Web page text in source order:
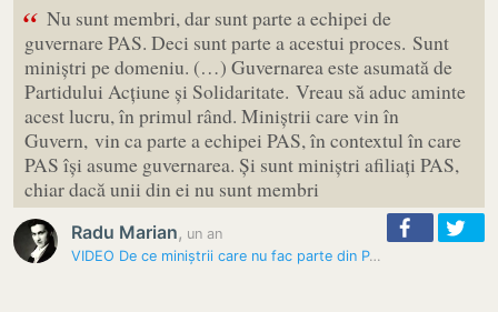
“ Nu sunt membri, dar sunt parte a echipei de
guvernare PAS. Deci sunt parte a acestui proces. Sunt
miniștri pe domeniu. (…) Guvernarea este asumată de
Partidului Acțiune și Solidaritate. Vreau să aduc aminte
acest lucru, în primul rând. Miniștrii care vin în
Guvern, vin ca parte a echipei PAS, în contextul în care
PAS își asume guvernarea. Și sunt miniștri afiliați PAS,
chiar dacă unii din ei nu sunt membri
Radu Marian, un an
VIDEO De ce miniștrii care nu fac parte din PAS elaborează programul…